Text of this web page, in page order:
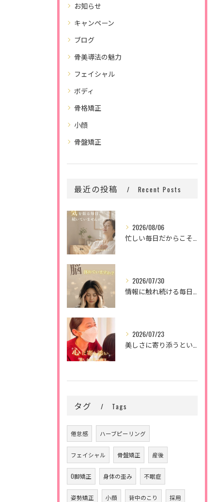
お知らせ
キャンペーン
ブログ
骨美導法の魅力
フェイシャル
ボディ
骨格矯正
小顔
骨盤矯正
最近の投稿 Recent Posts
2026/08/06
2026/07/30
2026/07/23
タグ Tags
倦怠感 ハーブピーリング
フェイシャル 骨盤矯正 産後
O脚矯正 身体の歪み 不眠症
姿勢矯正 小顔 背中のこり 採用